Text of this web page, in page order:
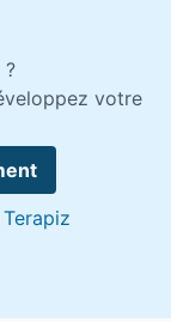
votre